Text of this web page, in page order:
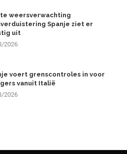
weersverwachting
Spanje ziet er
uit
2026
voert grenscontroles in voor
vanuit Italië
2026